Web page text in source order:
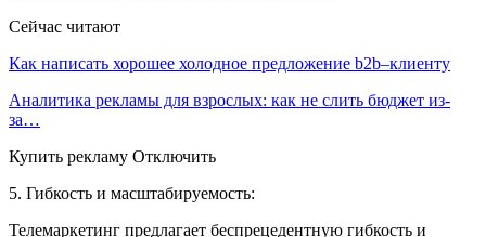
Сейчас читают
Как написать хорошее холодное предложение b2b–клиенту
Аналитика рекламы для взрослых: как не слить бюджет из-
за…
Купить рекламу Отключить
5. Гибкость и масштабируемость:
Телемаркетинг предлагает беспрецедентную гибкость и